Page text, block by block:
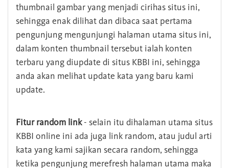
thumbnail gambar yang menjadi cirihas situs ini,
sehingga enak dilihat dan dibaca saat pertama
pengunjung mengunjungi halaman utama situs ini,
dalam konten thumbnail tersebut ialah konten
terbaru yang diupdate di situs KBBI ini, sehingga
anda akan melihat update kata yang baru kami
update.
Fitur random link- selain itu dihalaman utama situs
KBBI online ini ada juga link random, atau judul arti
kata yang kami sajikan secara random, sehingga
ketika pengunjung merefresh halaman utama maka